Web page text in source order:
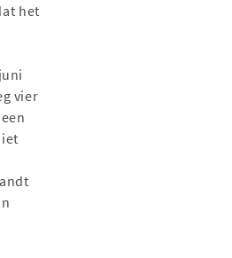
het
vier